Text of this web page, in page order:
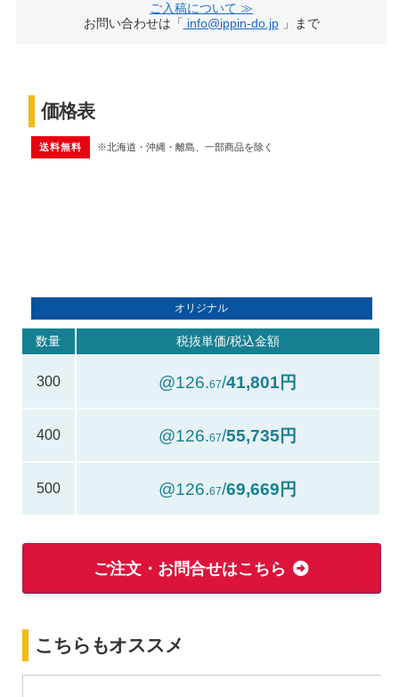
ご入稿について ≫
お問い合わせは「
info@ippin-do.jp」まで
価格表
送料無料 ※北海道・沖縄・離島、一部商品を除く
オリジナル
数量 税抜単価/税込金額
300 @126.67/41,801円
400 @126.67/55,735円
500 @126.67/69,669円
ご注文・お問合せはこちら
こちらもオススメ